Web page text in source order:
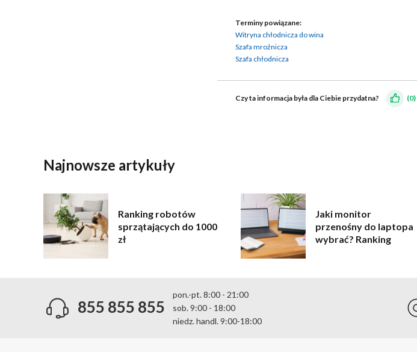
Terminy powiązane:
Witryna chłodnicza do wina
Szafa mroźnicza
Szafa chłodnicza
Czy ta informacja była dla Ciebie przydatna? (0)
Najnowsze artykuły
Ranking robotów
sprzątających do 1000
zł
Jaki monitor
przenośny do laptopa
wybrać? Ranking
855 855 855
pon.-pt. 8:00 - 21:00
sob. 9:00 - 18:00
niedz. handl. 9:00-18:00